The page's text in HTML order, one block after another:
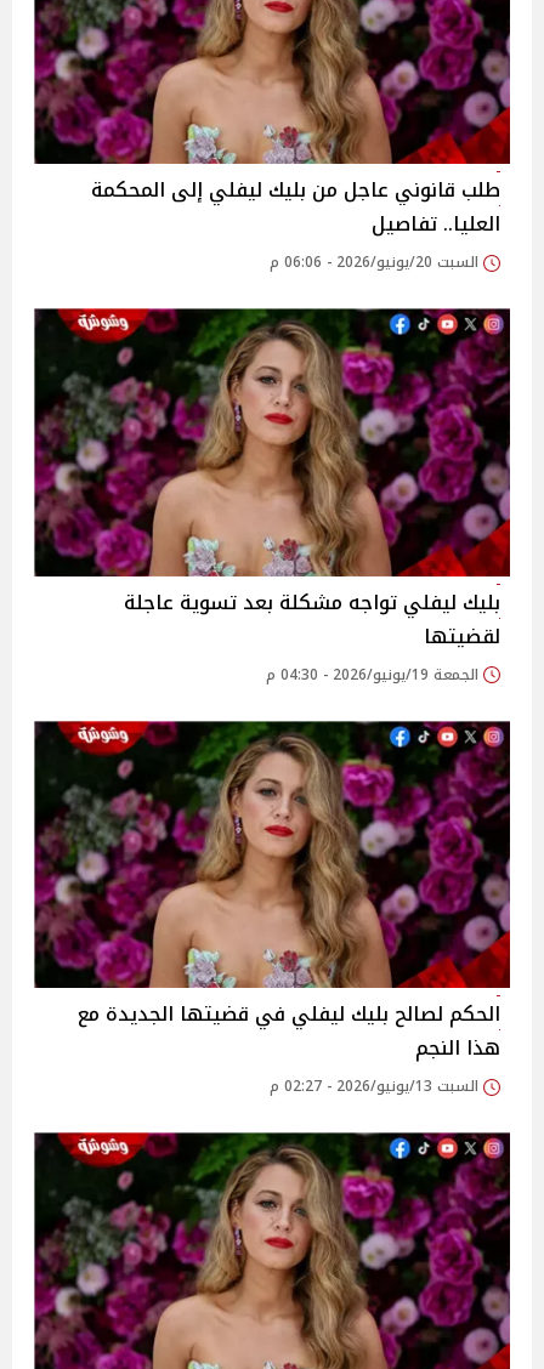
طلب قانوني عاجل من بليك ليفلي إلى المحكمة
العليا.. تفاصيل
السبت 20/يونيو/2026 - 06:06 م
بليك ليفلي تواجه مشكلة بعد تسوية عاجلة
لقضيتها
الجمعة 19/يونيو/2026 - 04:30 م
الحكم لصالح بليك ليفلي في قضيتها الجديدة مع
هذا النجم
السبت 13/يونيو/2026 - 02:27 م